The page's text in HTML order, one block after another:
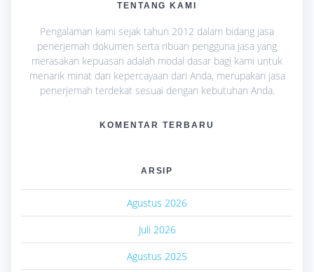
TENTANG KAMI
Pengalaman kami sejak tahun 2012 dalam bidang jasa
penerjemah dokumen serta ribuan pengguna jasa yang
merasakan kepuasan adalah modal dasar bagi kami untuk
menarik minat dan kepercayaan dari Anda, merupakan jasa
penerjemah terdekat sesuai dengan kebutuhan Anda.
KOMENTAR TERBARU
ARSIP
Agustus 2026
Juli 2026
Agustus 2025